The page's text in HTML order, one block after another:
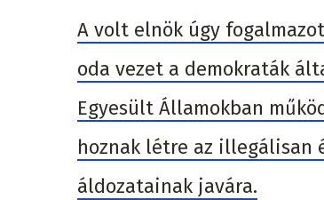
A volt elnök úgy
oda vezet a demokraták
Egyesült Államokban
hoznak létre az illegálisan
áldozatainak javára.